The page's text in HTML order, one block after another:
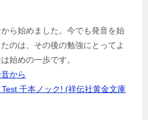
ら始めました。今でも発音を始
のは、その後の勉強にとってよ
始めの一歩です。
から
千本ノック! (祥伝社黄金文庫